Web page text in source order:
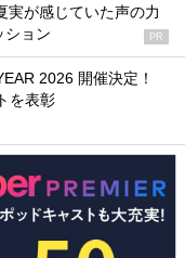
実が感じていた声の力
ション
PR
2026 開催決定！
を表彰